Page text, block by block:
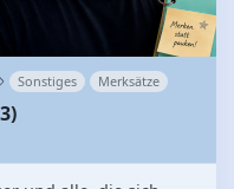
Sonstiges Merksätze